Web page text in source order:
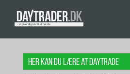
Her kan du lære at daytrade